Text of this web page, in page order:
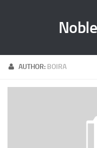
AUTHOR: BOIRA